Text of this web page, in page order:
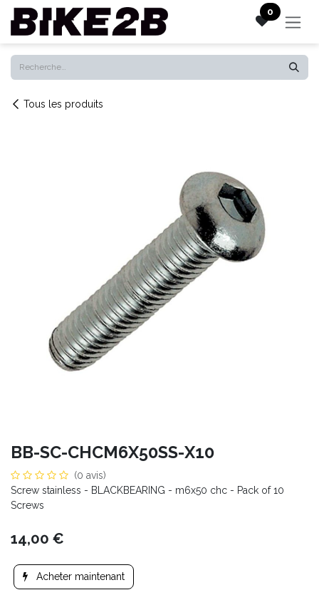
Se rendre au contenu 0
Tous les produits
BB-SC-CHCM6X50SS-X10
(0 avis)
Screw stainless - BLACKBEARING - m6x50 chc - Pack of 10
Screws
14,00 €
Acheter maintenant